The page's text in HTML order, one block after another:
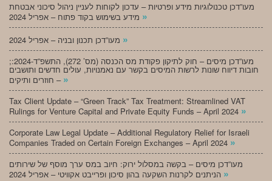
מעו”דכן טכנולוגיות מידע ופרטיות – עדכון לקוחות לעניין ניהול סיכוני אבטחת
»
»
;מעו”דכן מיסים – חוק לתיקון פקודת מס הכנסה (מס’ 272), התשפ”ד-2024:
חובות דיווח שונות לרשות המיסים בקשר עם נאמנויות, עולים חדשים ותושבים
חוזרים ותיקים – »
Tax Client Update – “Green Track” Tax Treatment: Streamlined VAT
Rulings for Venture Capital and Private Equity Funds – April 2024 »
Corporate Law Legal Update – Additional Regulatory Relief for Israeli
Companies Traded on Certain Foreign Exchanges – April 2024 »
מעו”דכן מיסים – בקשה במסלול ירוק: חיוב במס ערך מוסף של שירותים
»